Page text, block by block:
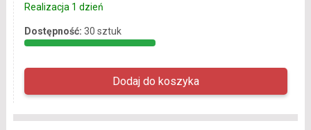
Realizacja 1 dzień
Dostępność: 30 sztuk